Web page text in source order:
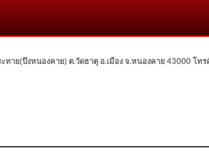
ทาย(บึงหนองคาย) ต.วัดธาตุ อ.เมือง จ.หนองคาย 43000 โ